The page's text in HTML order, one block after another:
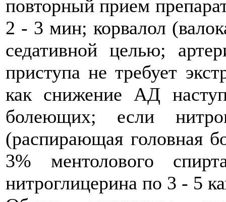
повторный прием
2 - 3 мин; корвалол
седативной целью;
приступа не требует
как снижение АД
болеющих; если
(распирающая головная
3% ментолового
нитроглицерина по 3 - 5